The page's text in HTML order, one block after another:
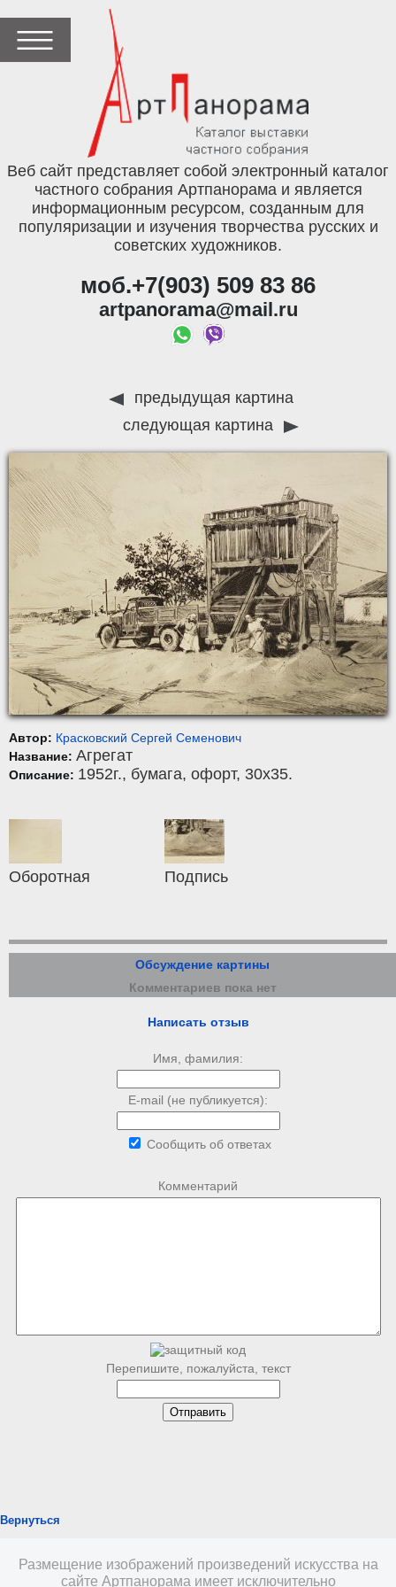
Веб сайт представляет собой электронный каталог
частного собрания Артпанорама и является
информационным ресурсом, созданным для
популяризации и изучения творчества русских и
советских художников.
моб.+7(903) 509 83 86
artpanorama@mail.ru
предыдущая картина
следующая картина
Автор: Красковский Сергей Семенович
Название: Агрегат
Описание: 1952г., бумага, офорт, 30x35.
Оборотная Подпись
Обсуждение картины
Комментариев пока нет
Написать отзыв
Имя, фамилия:
E-mail (не публикуется):
Сообщить об ответах
Комментарий
Перепишите, пожалуйста, текст
Вернуться
Размещение изображений произведений искусства на
сайте Артпанорама имеет исключительно